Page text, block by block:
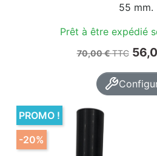
55 mm.
Prêt à être expédié
Prix de base
70,00 €TTC Prix
PROMO !
-20%